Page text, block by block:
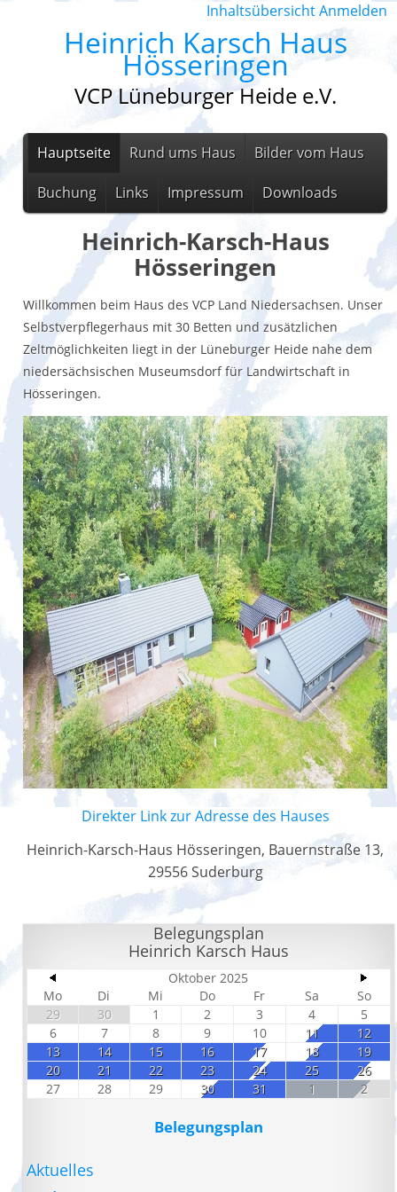
InhaltsübersichtAnmelden
Heinrich Karsch Haus
Hösseringen
VCP Lüneburger Heide e.V.
Hauptseite Rund ums Haus Bilder vom Haus
Buchung Links Impressum Downloads
Heinrich-Karsch-Haus
Hösseringen
Willkommen beim Haus des VCP Land Niedersachsen. Unser
Selbstverpflegerhaus mit 30 Betten und zusätzlichen
Zeltmöglichkeiten liegt in der Lüneburger Heide nahe dem
niedersächsischen Museumsdorf für Landwirtschaft in
Hösseringen.
Direkter Link zur Adresse des Hauses
Heinrich-Karsch-Haus Hösseringen, Bauernstraße 13,
29556 Suderburg
Belegungsplan
Heinrich Karsch Haus
Oktober 2025
Mo
Di Mi Do Fr Sa
So
29
30 1 2 3 4
5
6
7 8 9 10 11
12
13
14 15 16 17 18
19
20
21 22 23 24 25
26
27
28 29 30 31 1 2
Belegungsplan
Aktuelles